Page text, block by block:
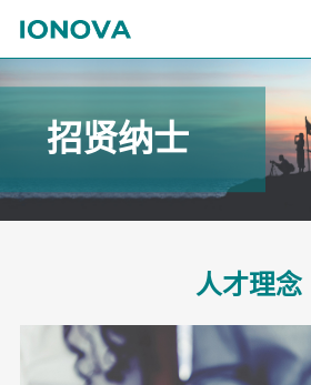
招贤纳士
人才理念